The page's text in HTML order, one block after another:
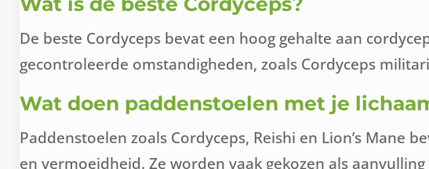
De beste Cordyceps bevat een hoog gehalte aan
gecontroleerde omstandigheden, zoals Cordyceps
Wat doen paddenstoelen met je
Paddenstoelen zoals Cordyceps, Reishi en Lion’s
en vermoeidheid. Ze worden vaak gekozen als